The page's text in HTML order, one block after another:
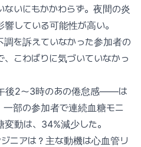
いにもかかわらず。夜間の炎
している可能性が高い。
を訴えていなかった参加者の
こわばりに気づいていなかっ
後2〜3時のあの倦怠感——は
部の参加者で連続血糖モニ
動は、34%減少した。
ニアは？主な動機は心血管リ